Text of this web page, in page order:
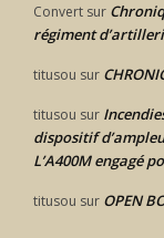
Convert sur
régiment
titusou sur
titusou sur
dispositif
L’A400M engagé
titusou sur OPEN